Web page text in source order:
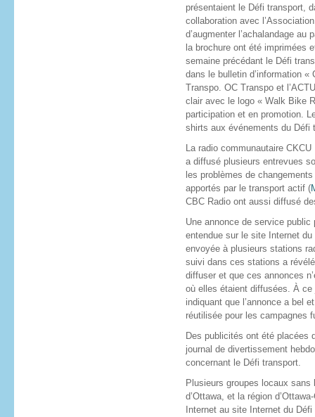
présentaient le Défi transport,
collaboration avec
d’augmenter l’achalandage
la brochure ont été imprimées
semaine précédant le Défi
dans le bulletin d’information «
Transpo. OC Transpo et
clair avec le logo « Walk Bike
participation et en promotion.
shirts aux événements du Défi
La radio communautaire
a diffusé plusieurs entrevues
les problèmes de
apportés par le transport actif (
CBC Radio ont aussi diffusé
Une annonce de service
entendue sur le site Internet
envoyée à plusieurs stations
suivi dans ces stations a
diffuser et que ces annonces
où elles étaient diffusées. À ce
indiquant que l’annonce a bel
réutilisée pour les campagnes
Des publicités ont été
journal de divertissement
concernant le Défi transport.
Plusieurs groupes locaux
d’Ottawa, et la région
Internet au site Internet du